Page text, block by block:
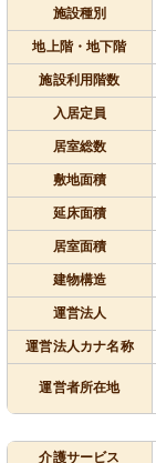
施設種別
地上階・地下階
施設利用階数
入居定員
居室総数
敷地面積
延床面積
居室面積
建物構造
運営法人
運営法人カナ名称
運営者所在地
介護サービス